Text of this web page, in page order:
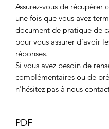
Assurez-vous de récupérer
une fois que vous avez
document de pratique de
pour vous assurer d'avoir
réponses.
Si vous avez besoin de
complémentaires ou de
n'hésitez pas à nous
PDF